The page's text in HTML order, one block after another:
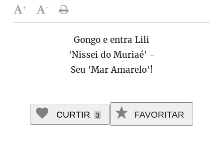
+ -
Gongo e entra Lili
'Nissei do Muriaé' -
Seu 'Mar Amarelo'!
CURTIR 3 FAVORITAR